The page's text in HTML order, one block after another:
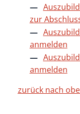
zur
anmelden
anmelden
zurück nach